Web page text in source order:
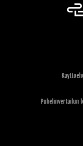
Puhelinvertailun